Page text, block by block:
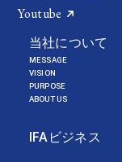
Youtube
当社について
MESSAGE
VISION
PURPOSE
ABOUT US
IFAビジネス